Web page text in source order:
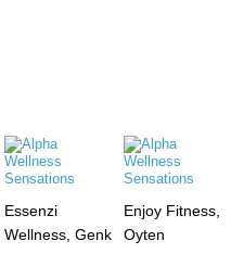
Essenzi
Wellness, Genk
Enjoy Fitness,
Oyten